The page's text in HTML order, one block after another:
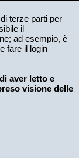
terze parti per
il
ad esempio, è
fare il login
aver letto e
visione delle